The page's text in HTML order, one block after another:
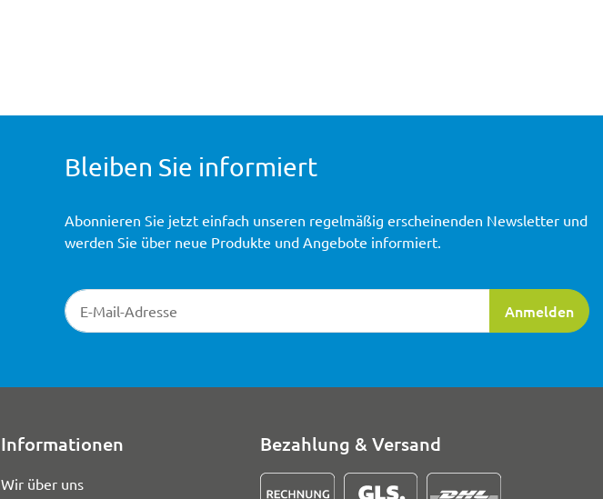
Bleiben Sie informiert
Newsletter-Registrierung
Anmelden
Abonnieren Sie jetzt einfach unseren regelmäßig erscheinenden Newsletter und
werden Sie über neue Produkte und Angebote informiert.
Informationen
Wir über uns
Bezahlung & Versand